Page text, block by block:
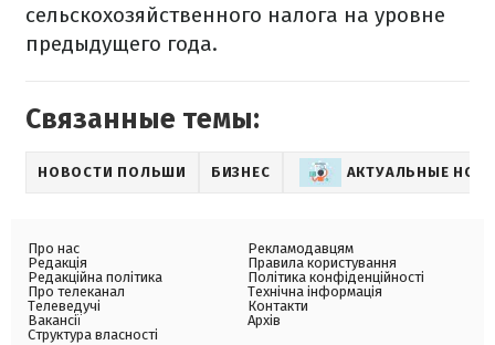
сельскохозяйственного налога на уровне
предыдущего года.
Связанные темы:
НОВОСТИ ПОЛЬШИ БИЗНЕС АКТУАЛЬНЫЕ
Про нас
Редакція
Редакційна політика
Про телеканал
Телеведучі
Вакансії
Структура власності
Рекламодавцям
Правила користування
Політика конфіденційності
Технічна інформація
Контакти
Архів